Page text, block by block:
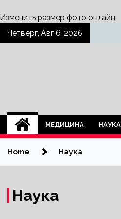
Изменить размер фото онлайн
SkipЧетверг, Авг 6, 2026
МЕДИЦИНА НАУКА
Home Наука
Наука